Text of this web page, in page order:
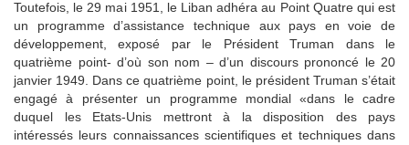
Toutefois, le 29 mai 1951, le Liban adhéra au Point Quatre qui est
un programme d’assistance technique aux pays en voie de
développement, exposé par le Président Truman dans le
quatrième point- d’où son nom – d’un discours prononcé le 20
janvier 1949. Dans ce quatrième point, le président Truman s’était
engagé à présenter un programme mondial «dans le cadre
duquel les Etats-Unis mettront à la disposition des pays
intéressés leurs connaissances scientifiques et techniques dans